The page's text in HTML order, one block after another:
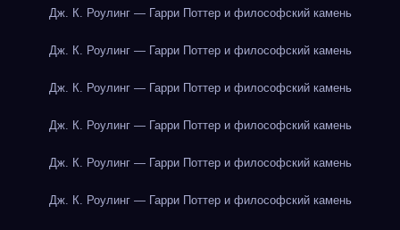
Дж. К. Роулинг — Гарри Поттер и философский камень
Дж. К. Роулинг — Гарри Поттер и философский камень
Дж. К. Роулинг — Гарри Поттер и философский камень
Дж. К. Роулинг — Гарри Поттер и философский камень
Дж. К. Роулинг — Гарри Поттер и философский камень
Дж. К. Роулинг — Гарри Поттер и философский камень